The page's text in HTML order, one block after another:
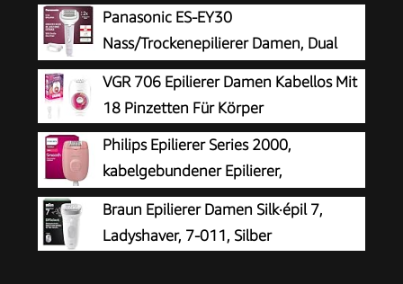
Panasonic ES-EY30
Nass/Trockenepilierer Damen, Dual
Disc mit 60 Pinzetten, 90°
schwenkbarer Kopf, 3 Geschwindigkeiten & LED-
Licht, 30 Min. Betrieb, kabellos, Haarentferner.
VGR 706 Epilierer Damen Kabellos Mit
18 Pinzetten Für Körper
Philips Epilierer Series 2000,
kabelgebundener Epilierer,
Haarentfernungsgerät, Modell
BRE229/00, Schwarz
Braun Epilierer Damen Silk·épil 7,
Ladyshaver, 7-011, Silber